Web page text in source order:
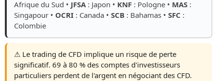
Afrique du Sud • JFSA: Japon • KNF : Pologne • MAS :
Singapour • OCRI : Canada • SCB : Bahamas • SFC :
Colombie
⚠️ Le trading de CFD implique un risque de perte
significatif. 69 à 80 % des comptes d'investisseurs
particuliers perdent de l'argent en négociant des CFD.